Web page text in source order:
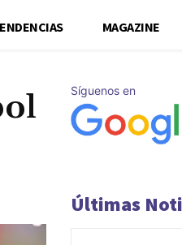
MAGAZINE
Síguenos en
Últimas